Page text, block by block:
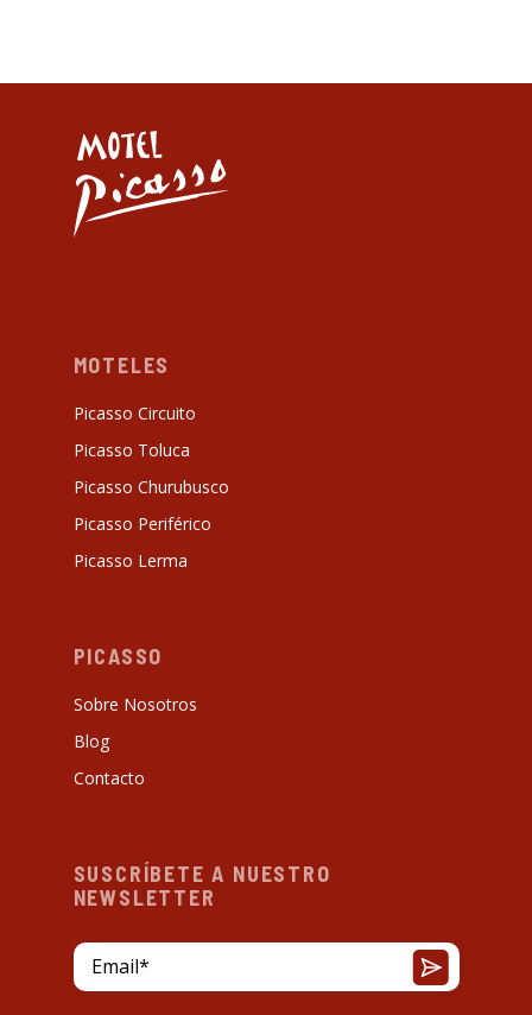
MOTELES
Picasso Circuito
Picasso Toluca
Picasso Churubusco
Picasso Periférico
Picasso Lerma
PICASSO
Sobre Nosotros
Blog
Contacto
SUSCRÍBETE A NUESTRO
NEWSLETTER